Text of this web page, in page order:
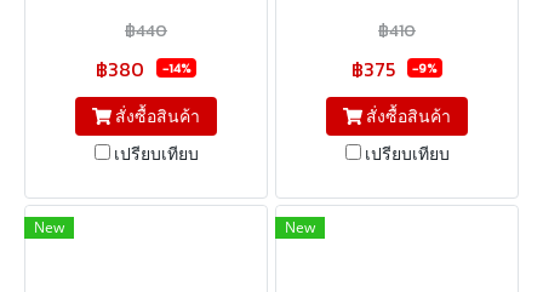
฿440
฿380 -14%
สั่งซื้อสินค้า
เปรียบเทียบ
฿410
฿375 -9%
สั่งซื้อสินค้า
เปรียบเทียบ
New New